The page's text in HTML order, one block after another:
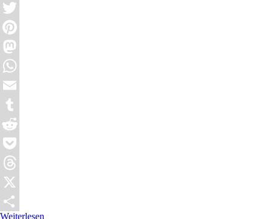
Facebook
Twitter
Pinterest
Mastodon
WhatsApp
Email
Tumblr
Reddit
Pocket
Threads
X
Weiterlesen